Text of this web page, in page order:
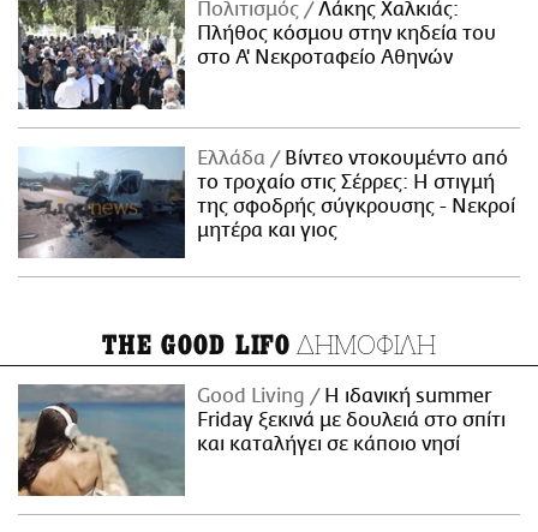
Πολιτισμός
Λάκης Χαλκιάς:
Πλήθος κόσμου στην κηδεία του
στο Α' Νεκροταφείο Αθηνών
Ελλάδα
Βίντεο ντοκουμέντο από
το τροχαίο στις Σέρρες: Η στιγμή
της σφοδρής σύγκρουσης - Νεκροί
μητέρα και γιος
THE GOOD LIFO ΔΗΜΟΦΙΛΗ
Good Living
Η ιδανική summer
Friday ξεκινά με δουλειά στο σπίτι
και καταλήγει σε κάποιο νησί